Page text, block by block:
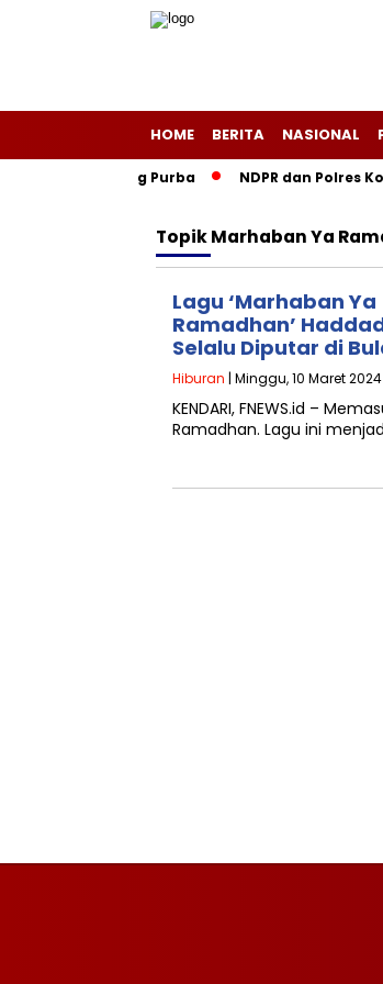
HOME BERITA NASIONAL
Layang-Layang Purba NDPR dan Polres
TopikMarhaban Ya
Lagu ‘Marhaban Ya
Ramadhan’
Selalu Diputar di
Hiburan | Minggu, 10 Maret 2024
KENDARI, FNEWS.id –
Ramadhan. Lagu ini